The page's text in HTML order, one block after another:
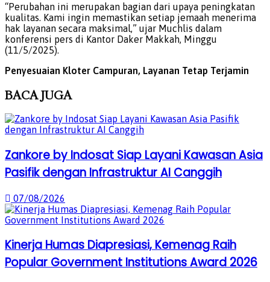
“Perubahan ini merupakan bagian dari upaya peningkatan
kualitas. Kami ingin memastikan setiap jemaah menerima
hak layanan secara maksimal,” ujar Muchlis dalam
konferensi pers di Kantor Daker Makkah, Minggu
(11/5/2025).
Penyesuaian Kloter Campuran, Layanan Tetap Terjamin
BACAJUGA
Zankore by Indosat Siap Layani Kawasan Asia
Pasifik dengan Infrastruktur AI Canggih
07/08/2026
Kinerja Humas Diapresiasi, Kemenag Raih
Popular Government Institutions Award 2026